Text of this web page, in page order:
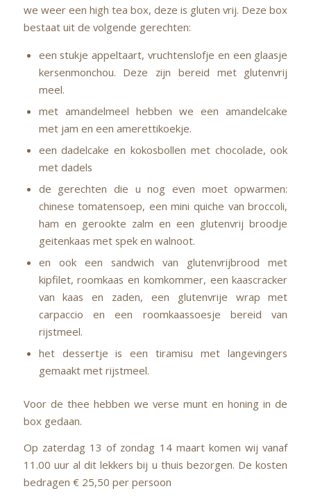
we weer een high tea box, deze is gluten vrij. Deze box
bestaat uit de volgende gerechten:
een stukje appeltaart, vruchtenslofje en een glaasje
kersenmonchou. Deze zijn bereid met glutenvrij
meel.
met amandelmeel hebben we een amandelcake
met jam en een amerettikoekje.
een dadelcake en kokosbollen met chocolade, ook
met dadels
de gerechten die u nog even moet opwarmen:
chinese tomatensoep, een mini quiche van broccoli,
ham en gerookte zalm en een glutenvrij broodje
geitenkaas met spek en walnoot.
en ook een sandwich van glutenvrijbrood met
kipfilet, roomkaas en komkommer, een kaascracker
van kaas en zaden, een glutenvrije wrap met
carpaccio en een roomkaassoesje bereid van
rijstmeel.
het dessertje is een tiramisu met langevingers
gemaakt met rijstmeel.
Voor de thee hebben we verse munt en honing in de
box gedaan.
Op zaterdag 13 of zondag 14 maart komen wij vanaf
11.00 uur al dit lekkers bij u thuis bezorgen. De kosten
bedragen € 25,50 per persoon